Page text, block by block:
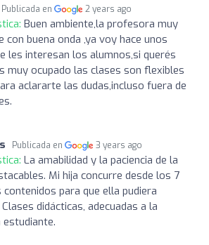
Publicada en 2 years ago
Buen ambiente,la profesora muy
con buena onda ,ya voy hace unos
les interesan los alumnos,si querés
muy ocupado las clases son flexibles
aclararte las dudas,incluso fuera de
Publicada en 3 years ago
La amabilidad y la paciencia de la
Mi hija concurre desde los 7
para que ella pudiera
didácticas, adecuadas a la
estudiante.